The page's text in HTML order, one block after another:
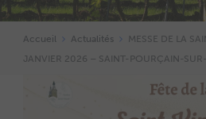
Accueil Actualités
MESSE DE LA
JANVIER 2026 – SAINT-POURÇAIN-